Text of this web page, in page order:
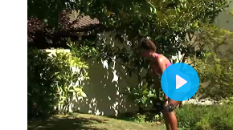
Play